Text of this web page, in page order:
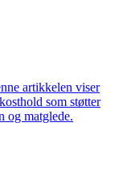
artikkelen viser
som støtter
og matglede.